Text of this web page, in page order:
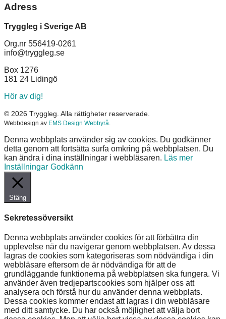
Adress
Tryggleg i Sverige AB
Org.nr 556419-0261
info@tryggleg.se
Box 1276
181 24 Lidingö
Hör av dig!
© 2026 Tryggleg. Alla rättigheter reserverade.
Webbdesign av EMS Design Webbyrå
Denna webbplats använder sig av cookies. Du godkänner
detta genom att fortsätta surfa omkring på webbplatsen. Du
kan ändra i dina inställningar i webbläsaren. Läs mer
Inställningar Godkänn
Stäng
Sekretessöversikt
Denna webbplats använder cookies för att förbättra din
upplevelse när du navigerar genom webbplatsen. Av dessa
lagras de cookies som kategoriseras som nödvändiga i din
webbläsare eftersom de är nödvändiga för att de
grundläggande funktionerna på webbplatsen ska fungera. Vi
använder även tredjepartscookies som hjälper oss att
analysera och förstå hur du använder denna webbplats.
Dessa cookies kommer endast att lagras i din webbläsare
med ditt samtycke. Du har också möjlighet att välja bort